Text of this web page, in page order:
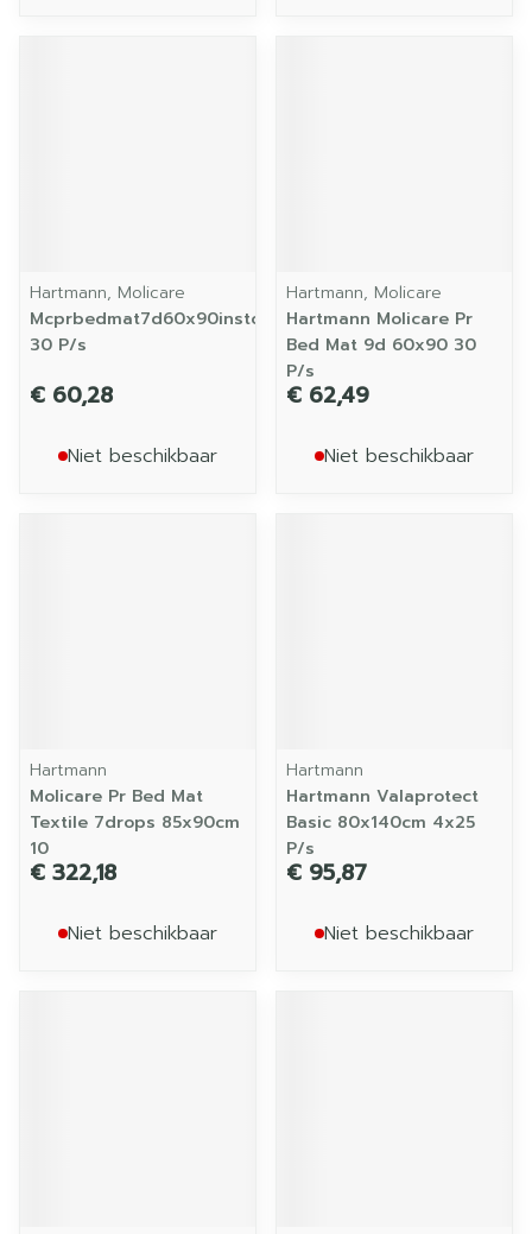
Hartmann, Molicare
Mcprbedmat7d60x90instopstrook
30 P/s
€ 60,28
Niet beschikbaar
Hartmann, Molicare
Hartmann Molicare Pr
Bed Mat 9d 60x90 30
P/s
€ 62,49
Niet beschikbaar
Hartmann
Molicare Pr Bed Mat
Textile 7drops 85x90cm
10
€ 322,18
Niet beschikbaar
Hartmann
Hartmann Valaprotect
Basic 80x140cm 4x25
P/s
€ 95,87
Niet beschikbaar